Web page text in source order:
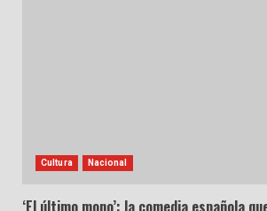
Cultura Nacional
‘El último mono’: la comedia española